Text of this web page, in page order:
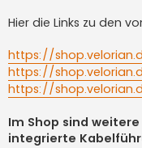
Hier die Links zu den
https://
https://
https://
Im Shop sind
integrierte